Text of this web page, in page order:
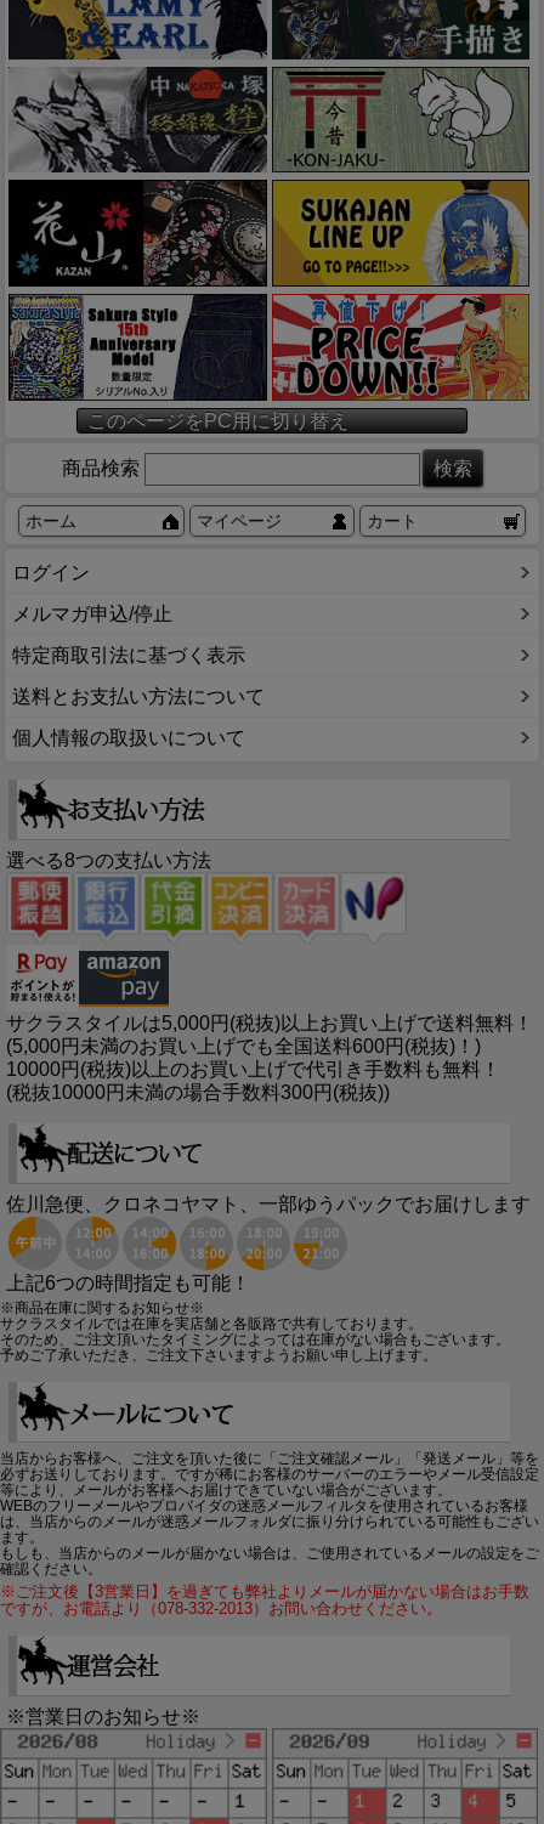
このページをPC用に切り替え
商品検索
ホーム マイページ カート
ログイン
メルマガ申込/停止
特定商取引法に基づく表示
送料とお支払い方法について
個人情報の取扱いについて
選べる8つの支払い方法
サクラスタイルは5,000円(税抜)以上お買い上げで送料無料！
(5,000円未満のお買い上げでも全国送料600円(税抜)！)
10000円(税抜)以上のお買い上げで代引き手数料も無料！
(税抜10000円未満の場合手数料300円(税抜))
佐川急便、クロネコヤマト、一部ゆうパックでお届けします
上記6つの時間指定も可能！
※商品在庫に関するお知らせ※
サクラスタイルでは在庫を実店舗と各販路で共有しております。
そのため、ご注文頂いたタイミングによっては在庫がない場合もございます。
予めご了承いただき、ご注文下さいますようお願い申し上げます。
当店からお客様へ、ご注文を頂いた後に「ご注文確認メール」「発送メール」等を
必ずお送りしております。ですが稀にお客様のサーバーのエラーやメール受信設定
等により、メールがお客様へお届けできていない場合がございます。
WEBのフリーメールやプロバイダの迷惑メールフィルタを使用されているお客様
は、当店からのメールが迷惑メールフォルダに振り分けられている可能性もござい
ます。
もしも、当店からのメールが届かない場合は、ご使用されているメールの設定をご
確認ください。
※ご注文後【3営業日】を過ぎても弊社よりメールが届かない場合はお手数
ですが、お電話より（078-332-2013）お問い合わせください。
※営業日のお知らせ※